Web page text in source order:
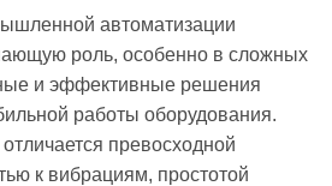
автоматизации
роль, особенно в сложных
и эффективные решения
работы оборудования.
отличается превосходной
к вибрациям, простотой